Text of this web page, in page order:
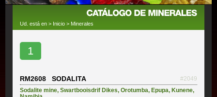
Ud. está en > Inicio > Minerales
1
RM2608 SODALITA
#2049
Sodalite mine,Swartbooisdrif Dikes,Orotumba, Epupa, Kunene,